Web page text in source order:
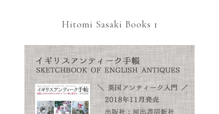
Hitomi Sasaki Books 1